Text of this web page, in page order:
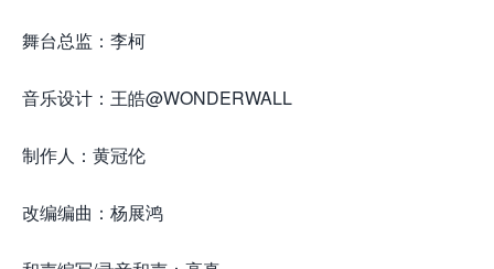
舞台总监：李柯
音乐设计：王皓@WONDERWALL
制作人：黄冠伦
改编编曲：杨展鸿